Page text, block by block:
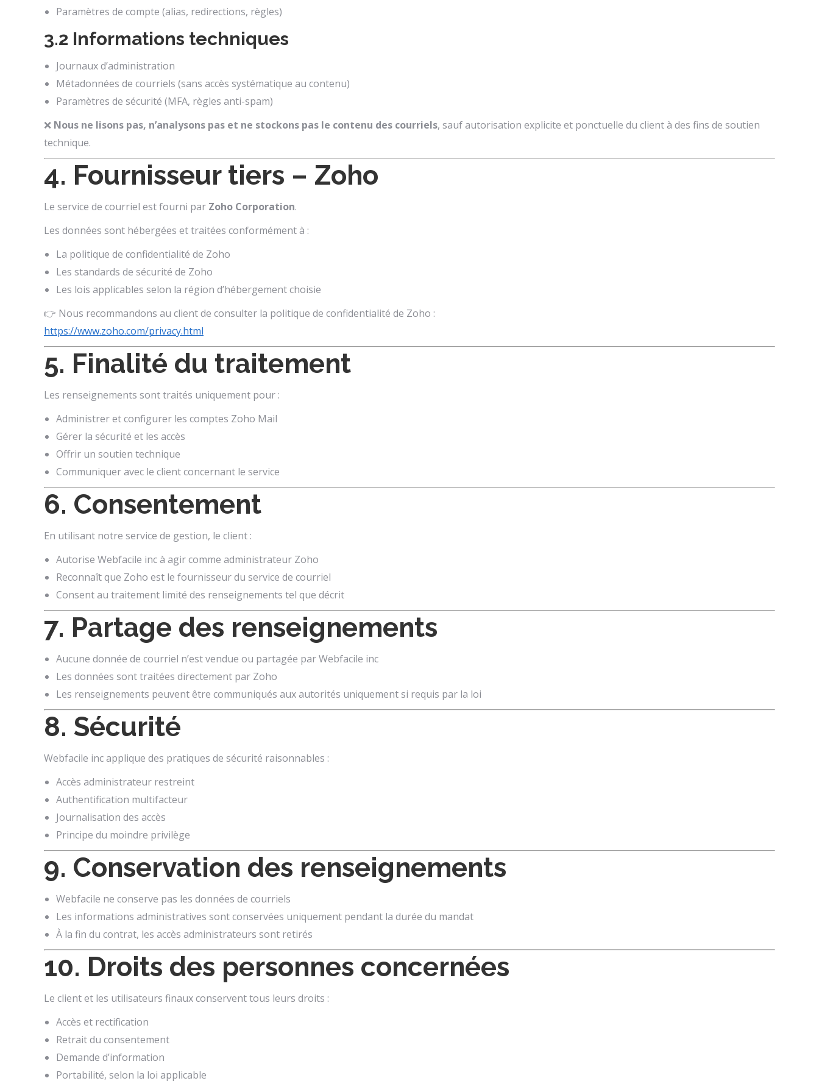
Paramètres de compte (alias, redirections, règles)
3.2 Informations techniques
Journaux d’administration
Métadonnées de courriels (sans accès systématique au contenu)
Paramètres de sécurité (MFA, règles anti-spam)
❌ Nous ne lisons pas, n’analysons pas et ne stockons pas le contenu des courriels, sauf autorisation explicite et ponctuelle du client à des fins de soutien
technique.
4. Fournisseur tiers – Zoho
Le service de courriel est fourni par Zoho Corporation.
Les données sont hébergées et traitées conformément à :
La politique de confidentialité de Zoho
Les standards de sécurité de Zoho
Les lois applicables selon la région d’hébergement choisie
👉 Nous recommandons au client de consulter la politique de confidentialité de Zoho :
https://www.zoho.com/privacy.html
5. Finalité du traitement
Les renseignements sont traités uniquement pour :
Administrer et configurer les comptes Zoho Mail
Gérer la sécurité et les accès
Offrir un soutien technique
Communiquer avec le client concernant le service
6. Consentement
En utilisant notre service de gestion, le client :
Autorise Webfacile inc à agir comme administrateur Zoho
Reconnaît que Zoho est le fournisseur du service de courriel
Consent au traitement limité des renseignements tel que décrit
7. Partage des renseignements
Aucune donnée de courriel n’est vendue ou partagée par Webfacile inc
Les données sont traitées directement par Zoho
Les renseignements peuvent être communiqués aux autorités uniquement si requis par la loi
8. Sécurité
Webfacile inc applique des pratiques de sécurité raisonnables :
Accès administrateur restreint
Authentification multifacteur
Journalisation des accès
Principe du moindre privilège
9. Conservation des renseignements
Webfacile ne conserve pas les données de courriels
Les informations administratives sont conservées uniquement pendant la durée du mandat
À la fin du contrat, les accès administrateurs sont retirés
10. Droits des personnes concernées
Le client et les utilisateurs finaux conservent tous leurs droits :
Accès et rectification
Retrait du consentement
Demande d’information
Portabilité, selon la loi applicable